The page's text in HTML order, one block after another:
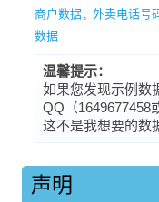
商户数据 , 外卖电话号
数据
温馨提示：
如果您发现示例数
QQ（1649677458
这不是我想要的数
声明